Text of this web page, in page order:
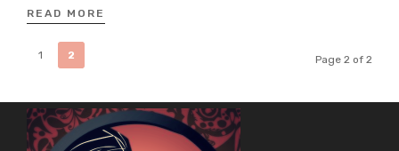
READ MORE
1 2 Page 2 of 2